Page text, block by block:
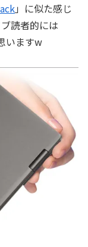
」に似た感じ
読者的には
いますw